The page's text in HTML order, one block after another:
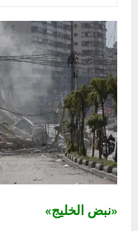
«نبض الخليج»